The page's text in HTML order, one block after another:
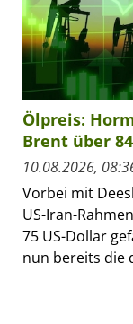
Ölpreis:
Brent über
10.08.2026,
Vorbei mit
US-Iran-
75 US-Dollar
nun bereits die